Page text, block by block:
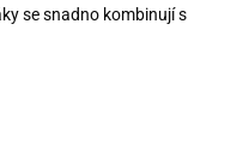
se snadno kombinují s